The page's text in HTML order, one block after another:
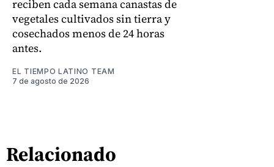
reciben cada semana canastas de
vegetales cultivados sin tierra y
cosechados menos de 24 horas
antes.
EL TIEMPO LATINO TEAM
7 de agosto de 2026
Relacionado